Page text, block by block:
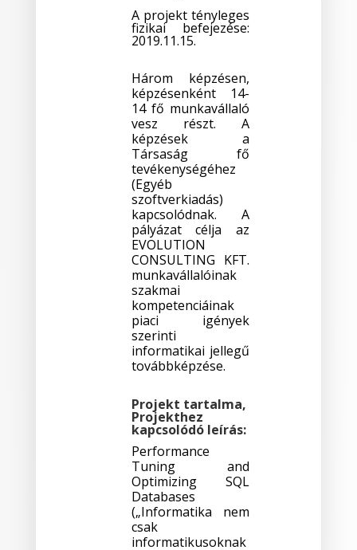
A projekt tényleges
fizikai befejezése:
2019.11.15.
Három képzésen,
képzésenként 14-
14 fő munkavállaló
vesz részt. A
képzések a
Társaság fő
tevékenységéhez
(Egyéb
szoftverkiadás)
kapcsolódnak. A
pályázat célja az
EVOLUTION
CONSULTING KFT.
munkavállalóinak
szakmai
kompetenciáinak
piaci igények
szerinti
informatikai jellegű
továbbképzése.
Projekt tartalma,
Projekthez
kapcsolódó leírás:
Performance
Tuning and
Optimizing SQL
Databases
(„Informatika nem
csak
informatikusoknak